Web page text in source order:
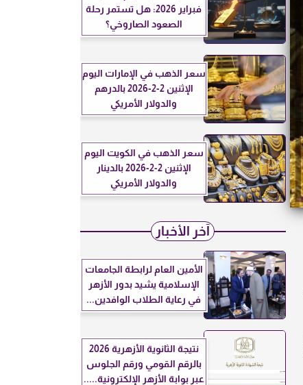
فبراير 2026: هل تستمر رحلة
الصعود الصاروخي؟
سعر الذهب في الإمارات اليوم
الإثنين 2-2-2026 بالدرهم
والدولار الأمريكي
سعر الذهب في الكويت اليوم
الإثنين 2-2-2026 بالدينار
والدولار الأمريكي
آخر الأخبار
الأمين العام لرابطة الجامعات
الإسلامية يشيد بدور الأزهر
في رعاية الطلاب الوافدين...
نتيجة الثانوية الأزهرية 2026
بالرقم القومي ورقم الجلوس
عبر بوابة الأزهر الإلكترونية.....